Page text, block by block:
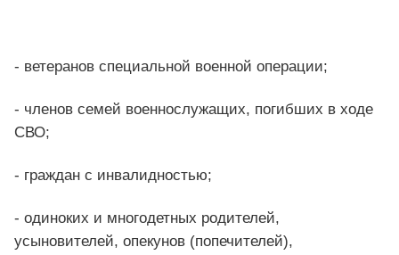
- ветеранов специальной военной операции;
- членов семей военнослужащих, погибших в ходе
СВО;
- граждан с инвалидностью;
- одиноких и многодетных родителей,
усыновителей, опекунов (попечителей),